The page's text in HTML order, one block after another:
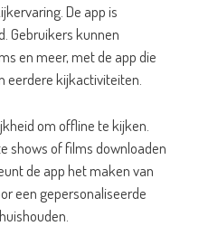
De app is
Gebruikers kunnen
en meer, met de app die
eerdere kijkactiviteiten.
om offline te kijken.
shows of films downloaden
de app het maken van
een gepersonaliseerde